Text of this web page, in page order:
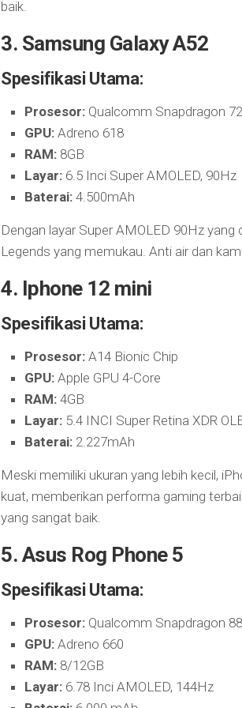
baik.
3. Samsung Galaxy A52
Spesifikasi Utama:
Prosesor: Qualcomm Snapdragon
GPU: Adreno 618
RAM: 8GB
Layar: 6.5 Inci Super AMOLED, 90Hz
Baterai: 4.500mAh
Dengan layar Super AMOLED 90Hz
Legends yang memukau. Anti air dan
4. Iphone 12 mini
Spesifikasi Utama:
Prosesor: A14 Bionic Chip
GPU: Apple GPU 4-Core
RAM: 4GB
Layar: 5.4 INCI Super Retina XDR
Baterai: 2.227mAh
Meski memiliki ukuran yang lebih kecil,
kuat, memberikan performa gaming
yang sangat baik.
5. Asus Rog Phone 5
Spesifikasi Utama:
Prosesor: Qualcomm Snapdragon
GPU: Adreno 660
RAM: 8/12GB
Layar: 6.78 Inci AMOLED, 144Hz